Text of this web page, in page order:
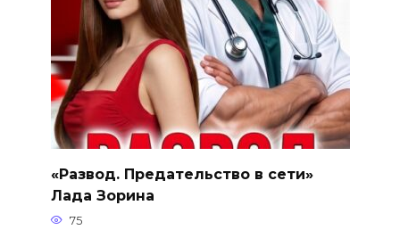
«Развод. Предательство в сети»
Лада Зорина
75